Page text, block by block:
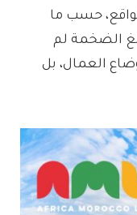
حسب ما
الضخمة لم
العمال، بل